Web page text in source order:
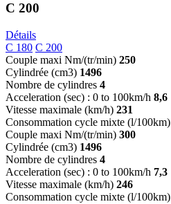
C 200
Détails
C 180 C 200
Couple maxi Nm/(tr/min) 250
Cylindrée (cm3) 1496
Nombre de cylindres 4
Acceleration (sec) : 0 to 100km/h 8,6
Vitesse maximale (km/h) 231
Consommation cycle mixte (l/100km)
Couple maxi Nm/(tr/min) 300
Cylindrée (cm3) 1496
Nombre de cylindres 4
Acceleration (sec) : 0 to 100km/h 7,3
Vitesse maximale (km/h) 246
Consommation cycle mixte (l/100km)